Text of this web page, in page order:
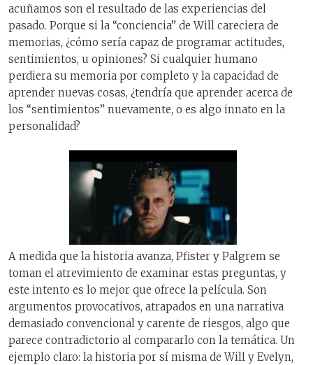
acuñamos son el resultado de las experiencias del
pasado. Porque si la “conciencia” de Will careciera de
memorias, ¿cómo sería capaz de programar actitudes,
sentimientos, u opiniones? Si cualquier humano
perdiera su memoria por completo y la capacidad de
aprender nuevas cosas, ¿tendría que aprender acerca de
los “sentimientos” nuevamente, o es algo innato en la
personalidad?
A medida que la historia avanza, Pfister y Palgrem se
toman el atrevimiento de examinar estas preguntas, y
este intento es lo mejor que ofrece la película. Son
argumentos provocativos, atrapados en una narrativa
demasiado convencional y carente de riesgos, algo que
parece contradictorio al compararlo con la temática. Un
ejemplo claro: la historia por sí misma de Will y Evelyn,